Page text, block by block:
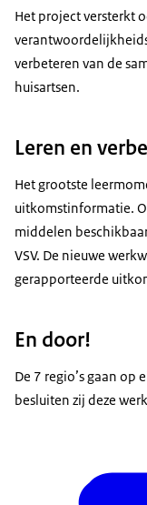
Het project versterkt
verbeteren van de
huisartsen.
Leren en
Het grootste
uitkomstinformatie.
middelen
VSV. De nieuwe
gerapporteerde
En door!
De 7 regio’s gaan op
besluiten zij deze